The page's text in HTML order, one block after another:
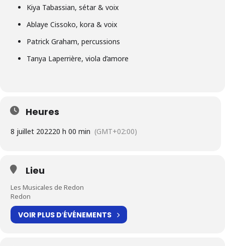
Kiya Tabassian, sétar & voix
Ablaye Cissoko, kora & voix
Patrick Graham, percussions
Tanya Laperrière, viola d’amore
Heures
8 juillet 202220 h 00 min (GMT+02:00)
Lieu
Les Musicales de Redon
Redon
VOIR PLUS D′ÉVÉNEMENTS